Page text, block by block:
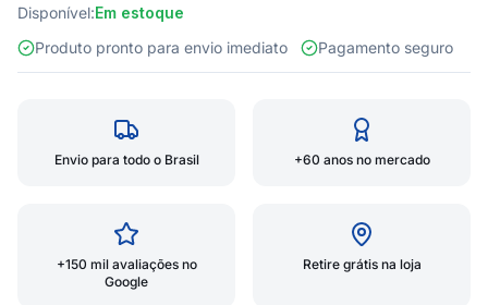
Disponível:Em estoque
Produto pronto para envio imediato
Pagamento seguro
Envio para todo o Brasil +60 anos no mercado
+150 mil avaliações no
Google
Retire grátis na loja